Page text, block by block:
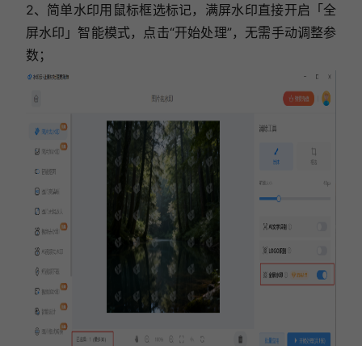
2、简单水印用鼠标框选标记，满屏水印直接开启「全
屏水印」智能模式，点击“开始处理”，无需手动调整参
数；